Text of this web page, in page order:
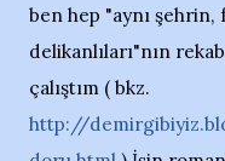
ben hep "aynı şehrin,
delikanlıları"nın
çalıştım ( bkz.
http://